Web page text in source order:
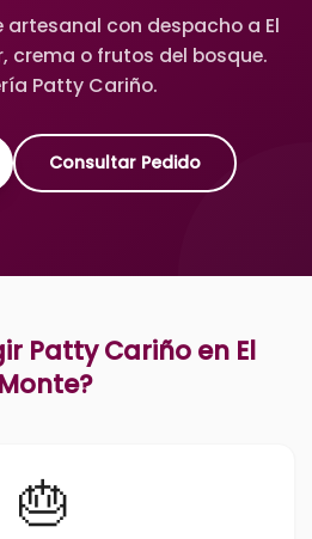
con despacho a El
crema o frutos del bosque.
Patty Cariño.
Consultar Pedido
Patty Cariño en El
Monte?
🎂